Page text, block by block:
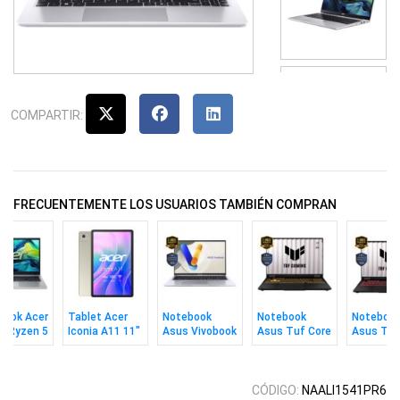
COMPARTIR:
FRECUENTEMENTE LOS USUARIOS TAMBIÉN COMPRAN
Acer
Ryzen 5
Tablet Acer
Iconia A11 11"
128GB/4GB
Notebook
Asus Vivobook
C9 270h 16gb
Notebook
Asus Tuf Core
i7 16gb 512gb
Notebook
Asus Tuf
Ryzen 7
CÓDIGO: NAALI1541PR6